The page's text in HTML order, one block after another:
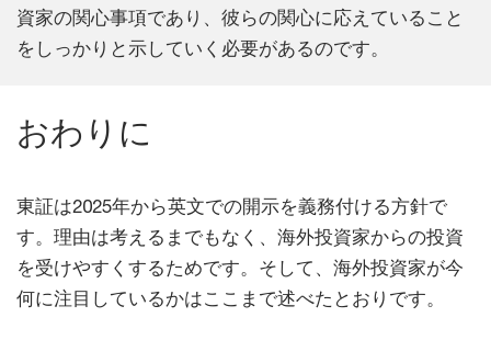
資家の関心事項であり、彼らの関心に応えていること
をしっかりと示していく必要があるのです。
おわりに
東証は2025年から英文での開示を義務付ける方針で
す。理由は考えるまでもなく、海外投資家からの投資
を受けやすくするためです。そして、海外投資家が今
何に注目しているかはここまで述べたとおりです。